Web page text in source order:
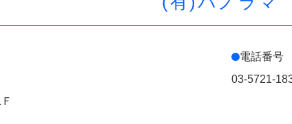
電話番号
03-5721-